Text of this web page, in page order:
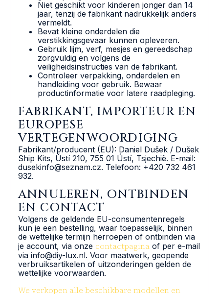
Niet geschikt voor kinderen jonger dan 14
jaar, tenzij de fabrikant nadrukkelijk anders
vermeldt.
Bevat kleine onderdelen die
verstikkingsgevaar kunnen opleveren.
Gebruik lijm, verf, mesjes en gereedschap
zorgvuldig en volgens de
veiligheidsinstructies van de fabrikant.
Controleer verpakking, onderdelen en
handleiding voor gebruik. Bewaar
productinformatie voor latere raadpleging.
FABRIKANT, IMPORTEUR EN
EUROPESE
VERTEGENWOORDIGING
Fabrikant/producent (EU): Daniel Dušek / Dušek
Ship Kits, Ústí 210, 755 01 Ústí, Tsjechië. E-mail:
dusekinfo@seznam.cz. Telefoon: +420 732 461
932.
ANNULEREN, ONTBINDEN
EN CONTACT
Volgens de geldende EU-consumentenregels
kun je een bestelling, waar toepasselijk, binnen
de wettelijke termijn herroepen of ontbinden via
je account, via onze contactpagina of per e-mail
via info@diy-lux.nl. Voor maatwerk, geopende
verbruiksartikelen of uitzonderingen gelden de
wettelijke voorwaarden.
We verkopen alle beschikbare modellen en